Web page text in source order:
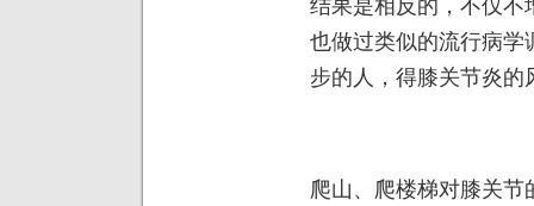
结果是相反的，不仅不
也做过类似的流行病学
步的人，得膝关节炎
爬山、爬楼梯对膝关